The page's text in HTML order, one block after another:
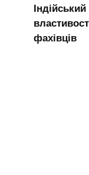
фахівців